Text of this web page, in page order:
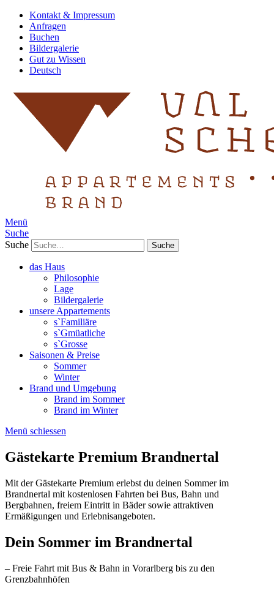
Kontakt & Impressum
Anfragen
Buchen
Bildergalerie
Gut zu Wissen
Deutsch
Menü
Suche
Suche
das Haus
Philosophie
Lage
Bildergalerie
unsere Appartements
s`Familiäre
s`Gmüatliche
s`Grosse
Saisonen & Preise
Sommer
Winter
Brand und Umgebung
Brand im Sommer
Brand im Winter
Menü schiessen
Gästekarte Premium Brandnertal
Mit der Gästekarte Premium erlebst du deinen Sommer im
Brandnertal mit kostenlosen Fahrten bei Bus, Bahn und
Bergbahnen, freiem Eintritt in Bäder sowie attraktiven
Ermäßigungen und Erlebnisangeboten.
Dein Sommer im Brandnertal
– Freie Fahrt mit Bus & Bahn in Vorarlberg bis zu den
Grenzbahnhöfen